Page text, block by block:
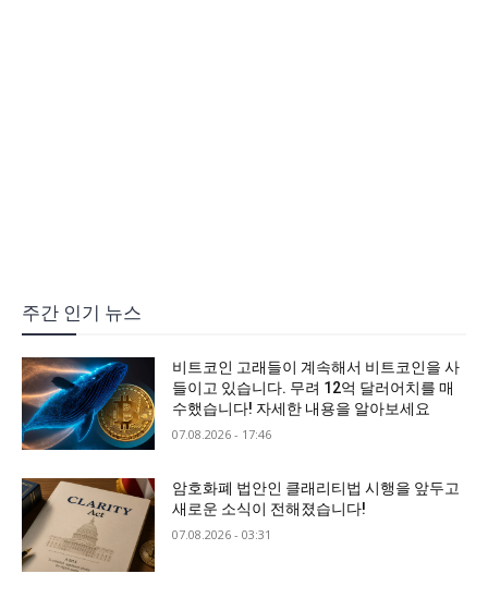
주간 인기 뉴스
비트코인 고래들이 계속해서 비트코인을 사
들이고 있습니다. 무려 12억 달러어치를 매
수했습니다! 자세한 내용을 알아보세요
07.08.2026 - 17:46
암호화폐 법안인 클래리티법 시행을 앞두고
새로운 소식이 전해졌습니다!
07.08.2026 - 03:31